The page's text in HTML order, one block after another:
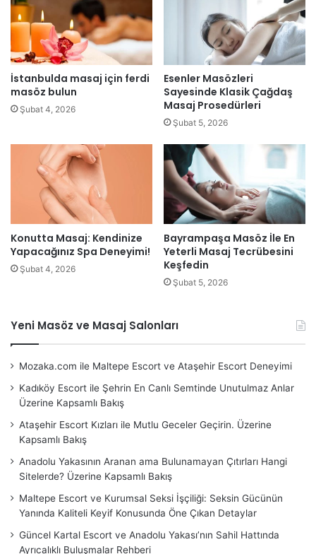
İstanbulda masaj için ferdi
masöz bulun
Şubat 4, 2026
Esenler Masözleri
Sayesinde Klasik Çağdaş
Masaj Prosedürleri
Şubat 5, 2026
Konutta Masaj: Kendinize
Yapacağınız Spa Deneyimi!
Şubat 4, 2026
Bayrampaşa Masöz İle En
Yeterli Masaj Tecrübesini
Keşfedin
Şubat 5, 2026
Yeni Masöz ve Masaj Salonları
Mozaka.com ile Maltepe Escort ve Ataşehir Escort Deneyimi
Kadıköy Escort ile Şehrin En Canlı Semtinde Unutulmaz Anlar
Üzerine Kapsamlı Bakış
Ataşehir Escort Kızları ile Mutlu Geceler Geçirin. Üzerine
Kapsamlı Bakış
Anadolu Yakasının Aranan ama Bulunamayan Çıtırları Hangi
Sitelerde? Üzerine Kapsamlı Bakış
Maltepe Escort ve Kurumsal Seksi İşçiliği: Seksin Gücünün
Yanında Kaliteli Keyif Konusunda Öne Çıkan Detaylar
Güncel Kartal Escort ve Anadolu Yakası’nın Sahil Hattında
Ayrıcalıklı Buluşmalar Rehberi